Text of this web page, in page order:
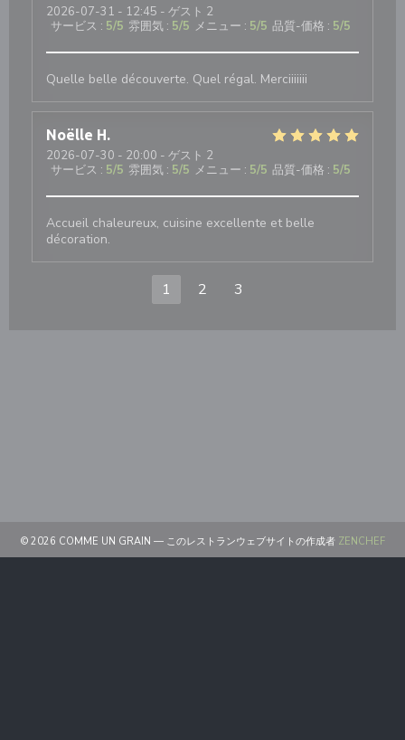
2026-07-31 - 12:45 - ゲスト 2
サービス : 5/5 雰囲気 : 5/5 メニュー : 5/5 品質-価格 : 5/5
Quelle belle découverte. Quel régal. Merciiiiiii
Noëlle H
2026-07-30 - 20:00 - ゲスト 2
サービス : 5/5 雰囲気 : 5/5 メニュー : 5/5 品質-価格 : 5/5
Accueil chaleureux, cuisine excellente et belle
décoration.
1 2 3
© 2026 COMME UN GRAIN — このレストランウェブサイトの作成者 ZENCHEF((新